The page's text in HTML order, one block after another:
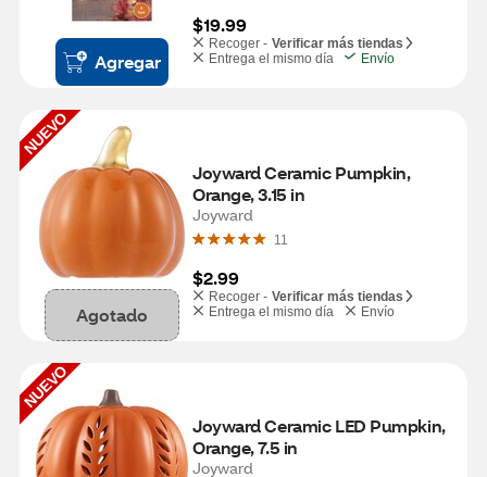
Agregar
$19.99
Recoger - Verificar más tiendas
Entrega el mismo día
Envío
NUEVO
Agotado
Joyward Ceramic Pumpkin,
Orange, 3.15 in
Joyward
11
$2.99
Recoger - Verificar más tiendas
Entrega el mismo día
Envío
NUEVO
Joyward Ceramic LED Pumpkin,
Orange, 7.5 in
Joyward